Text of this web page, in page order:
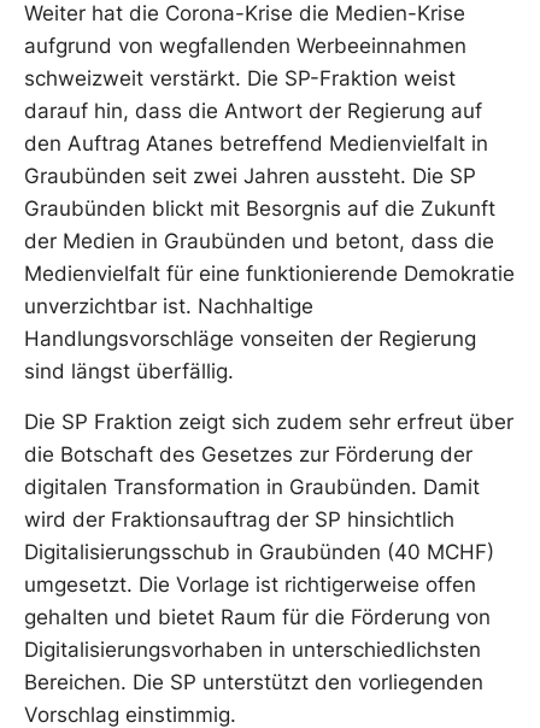
Weiter hat die Corona-Krise die Medien-Krise
aufgrund von wegfallenden Werbeeinnahmen
schweizweit verstärkt. Die SP-Fraktion weist
darauf hin, dass die Antwort der Regierung auf
den Auftrag Atanes betreffend Medienvielfalt in
Graubünden seit zwei Jahren aussteht. Die SP
Graubünden blickt mit Besorgnis auf die Zukunft
der Medien in Graubünden und betont, dass die
Medienvielfalt für eine funktionierende Demokratie
unverzichtbar ist. Nachhaltige
Handlungsvorschläge vonseiten der Regierung
sind längst überfällig.
Die SP Fraktion zeigt sich zudem sehr erfreut über
die Botschaft des Gesetzes zur Förderung der
digitalen Transformation in Graubünden. Damit
wird der Fraktionsauftrag der SP hinsichtlich
Digitalisierungsschub in Graubünden (40 MCHF)
umgesetzt. Die Vorlage ist richtigerweise offen
gehalten und bietet Raum für die Förderung von
Digitalisierungsvorhaben in unterschiedlichsten
Bereichen. Die SP unterstützt den vorliegenden
Vorschlag einstimmig.